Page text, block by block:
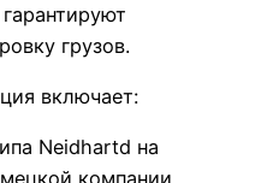
грузов.
включает:
Neidhartd на